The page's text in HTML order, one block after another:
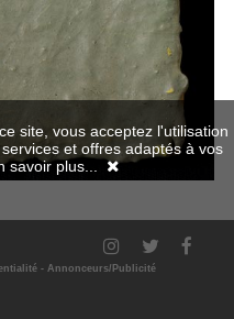
- Annonceurs/Publicité
site, vous acceptez l'utilisation
et offres adaptés à vos
savoir plus...